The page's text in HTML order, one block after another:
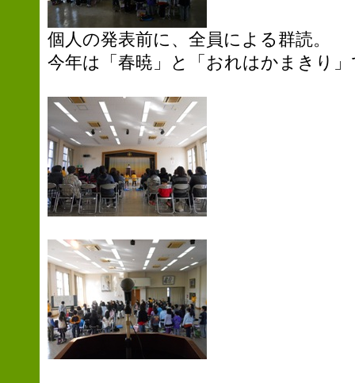
個人の発表前に、全員による群読。
今年は「春暁」と「おれはかまきり